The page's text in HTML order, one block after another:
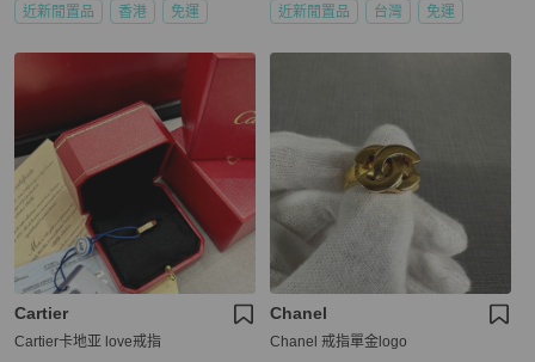
近新閒置品 香港 免運 近新閒置品 台灣 免運
Cartier
Cartier卡地亚 love戒指
Chanel
Chanel 戒指單金logo